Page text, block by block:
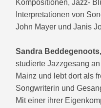
Kompositionen, Jazz-
Interpretationen von
John Mayer und Janis
Sandra Beddegenoots,
studierte Jazzgesang
Mainz und lebt dort als
Songwriterin und
Mit einer ihrer